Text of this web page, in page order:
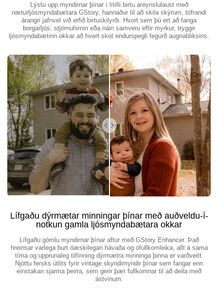
Lýstu upp myndirnar þínar í lítilli birtu áreynslulaust með
næturljósmyndabætara GStory, hannaður til að skila skýrum, töfrandi
árangri jafnvel við erfið birtuskilyrði. Hvort sem þú ert að fanga
borgarljós, stjörnuhimin eða náin samveru eftir myrkur, tryggir
ljósmyndabætinn okkar að hvert skot endurspegli fegurð augnabliksins.
Lífgaðu dýrmætar minningar þínar með auðveldu-í-
notkun gamla ljósmyndabætara okkar
Lífgaðu gömlu myndirnar þínar aftur með GStory Enhancer. Það
hreinsar varlega burt óæskilegan hávaða og ófullkomleika, allt á sama
tíma og upprunaleg tilfinning dýrmætra minninga þinna er varðveitt.
Njóttu fersks útlits fyrir vintage skyndimyndir þínar sem fangar enn
einstakan sjarma þeirra, sem gerir þær fullkomnar til að deila með
ástvinum.